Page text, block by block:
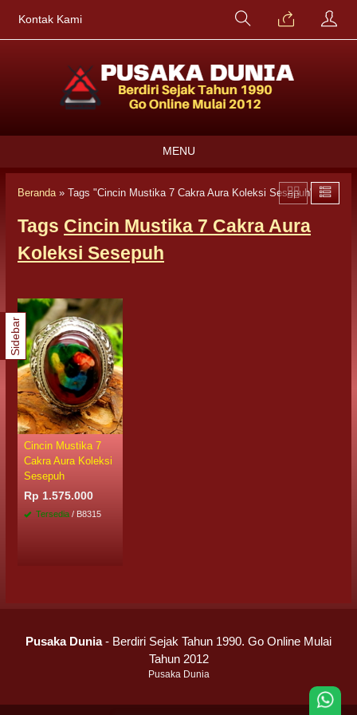
Kontak Kami
MENU
Beranda» Tags "Cincin Mustika 7 Cakra Aura Koleksi Sesepuh"
Tags Cincin Mustika 7 Cakra Aura
Koleksi Sesepuh
Cincin Mustika 7
Cakra Aura Koleksi
Sesepuh
Rp 1.575.000
Tersedia / B8315
Sidebar
Pusaka Dunia- Berdiri Sejak Tahun 1990. Go Online Mulai
Tahun 2012
Pusaka Dunia